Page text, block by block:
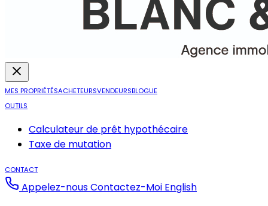
MES PROPRIÉTÉSACHETEURSVENDEURSBLOGUE
OUTILS
Calculateur de prêt hypothécaire
Taxe de mutation
CONTACT
Appelez-nousContactez-Moi English